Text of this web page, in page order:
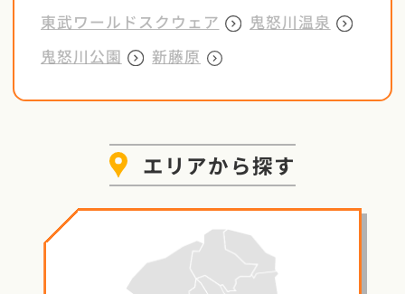
東武ワールドスクウェア
鬼怒川温泉
鬼怒川公園
新藤原
エリアから探す